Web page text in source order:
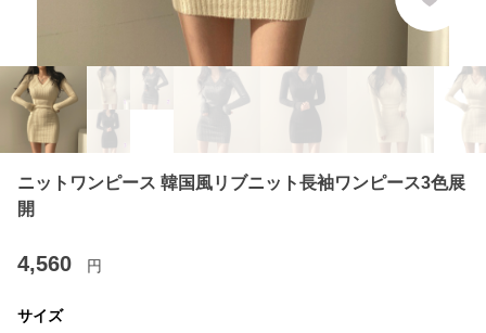
ニットワンピース 韓国風リブニット長袖ワンピース3色展
開
4,560 円
サイズ